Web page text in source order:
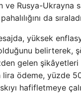
ve Rusya-Ukrayna
da
yüksek
belirterek,
gelen
ödeme, yüzde
hafifletmeye